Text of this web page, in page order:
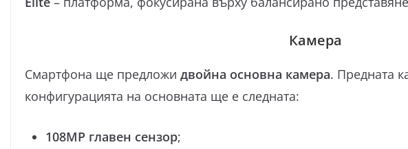
Камера
Смартфона ще предложи двойна основна камера. Предната
конфигурацията на основната ще е следната:
108MP главен сензор;